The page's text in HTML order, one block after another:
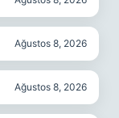
Ağustos 8, 2026
Ağustos 8, 2026